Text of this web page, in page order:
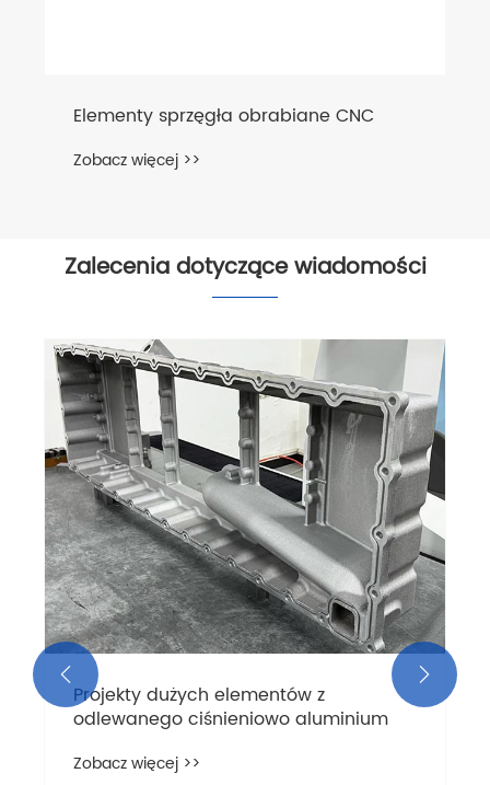
Elementy sprzęgła obrabiane CNC
Zobacz więcej >>
Zalecenia dotyczące wiadomości
Projekty dużych elementów z
odlewanego ciśnieniowo aluminium
Zobacz więcej >>
 